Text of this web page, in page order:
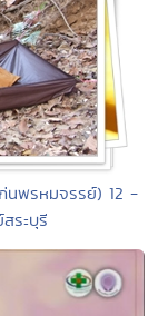
นพรหมจรรย์) 12 -
ระบุรี